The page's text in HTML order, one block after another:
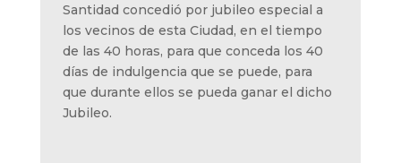
Santidad concedió por jubileo especial a
los vecinos de esta Ciudad, en el tiempo
de las 40 horas, para que conceda los 40
días de indulgencia que se puede, para
que durante ellos se pueda ganar el dicho
Jubileo.